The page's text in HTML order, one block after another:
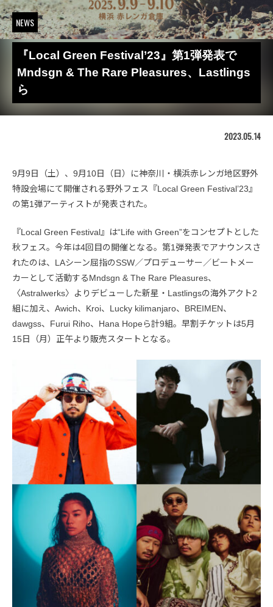
NEWS
『Local Green Festival’23』第1弾発表で
Mndsgn & The Rare Pleasures、Lastlings
ら
2023.05.14
9月9日（土）、9月10日（日）に神奈川・横浜赤レンガ地区野外
特設会場にて開催される野外フェス『Local Green Festival’23』
の第1弾アーティストが発表された。
『Local Green Festival』は“Life with Green”をコンセプトとした
秋フェス。今年は4回目の開催となる。第1弾発表でアナウンスさ
れたのは、LAシーン屈指のSSW／プロデューサー／ビートメー
カーとして活動するMndsgn & The Rare Pleasures、
〈Astralwerks〉よりデビューした新星・Lastlingsの海外アクト2
組に加え、Awich、Kroi、Lucky kilimanjaro、BREIMEN、
dawgss、Furui Riho、Hana Hopeら計9組。早割チケットは5月
15日（月）正午より販売スタートとなる。